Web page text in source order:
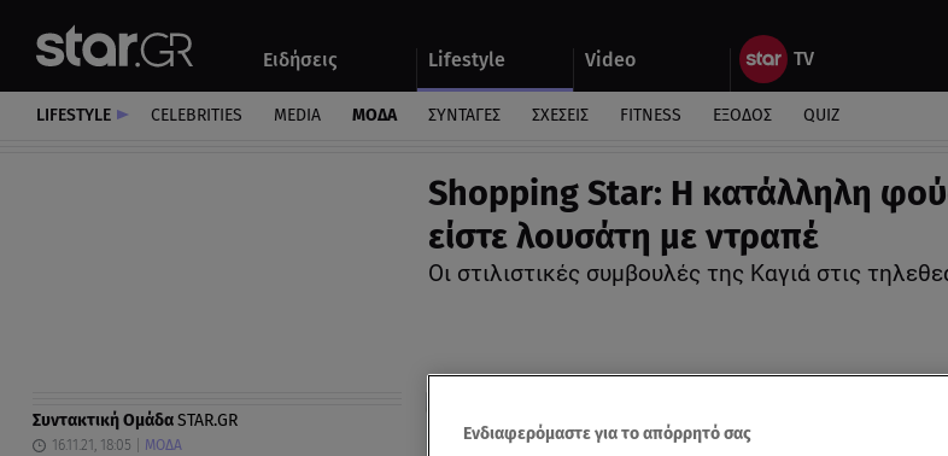
Ειδήσεις Lifestyle Video
Αυτοκίνητο
LIFESTYLE CELEBRITIES MEDIA ΜΟΔΑ ΣΥΝΤΑΓΕΣ ΣΧΕΣΕΙΣ FITNESS ΕΞΟΔΟΣ QUIZ
Shopping Star: Η κατάλληλη
είστε λουσάτη με ντραπέ
Οι στιλιστικές συμβουλές της Καγιά στις
Συντακτική ΟμάδαSTAR.GR
16.11.21, 18:05 ΜΟΔΑ
Ενδιαφερόμαστε για το απόρρητό σας